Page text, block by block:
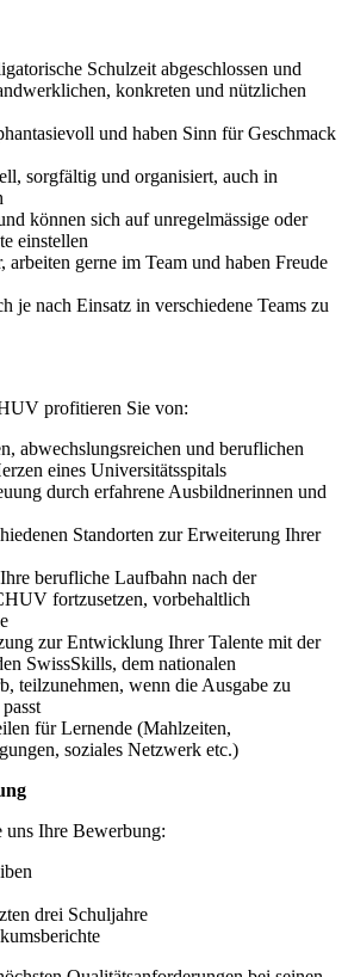
Schulzeit abgeschlossen und
konkreten und nützlichen
und haben Sinn für Geschmack
sorgfältig und organisiert, auch in
können sich auf unregelmässige oder
einstellen
arbeiten gerne im Team und haben Freude
je nach Einsatz in verschiedene Teams zu
profitieren Sie von:
abwechslungsreichen und beruflichen
eines Universitätsspitals
durch erfahrene Ausbildnerinnen und
Standorten zur Erweiterung Ihrer
berufliche Laufbahn nach der
fortzusetzen, vorbehaltlich
zur Entwicklung Ihrer Talente mit der
SwissSkills, dem nationalen
teilzunehmen, wenn die Ausgabe zu
für Lernende (Mahlzeiten,
soziales Netzwerk etc.)
uns Ihre Bewerbung:
drei Schuljahre